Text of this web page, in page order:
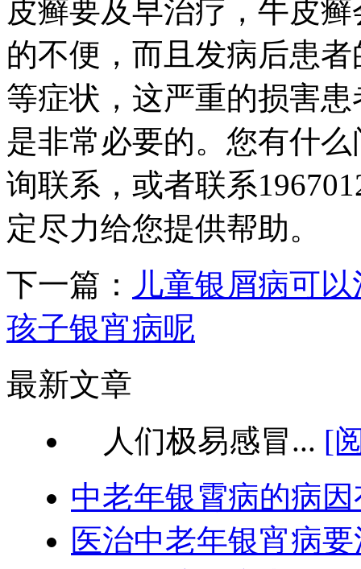
皮癣要及早治疗，牛皮
的不便，而且发病后患
等症状，这严重的损害
是非常必要的。您有什
询联系，或者联系
定尽力给您提供帮助。
下一篇： 儿童银屑病可
孩子银宵病呢
最新文章
人们极易感冒... [
中老年银霄病的病
医治中老年银宵病